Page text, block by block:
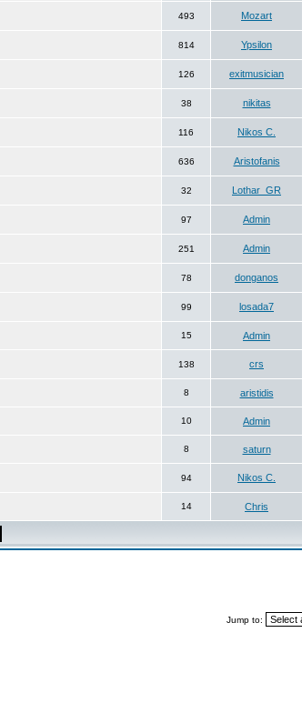
493 Mozart
814 Ypsilon
126 exitmusician
38 nikitas
116 Nikos C.
636 Aristofanis
32 Lothar_GR
97 Admin
251 Admin
78 donganos
99 losada7
15 Admin
138 crs
8 aristidis
10 Admin
8 saturn
94 Nikos C.
14 Chris
Jump to: